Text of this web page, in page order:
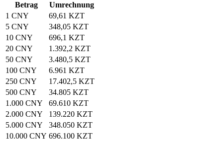
Betrag
Umrechnung
1 CNY
69,61 KZT
5 CNY
348,05 KZT
10 CNY
696,1 KZT
20 CNY
1.392,2 KZT
50 CNY
3.480,5 KZT
100 CNY
6.961 KZT
250 CNY
17.402,5 KZT
500 CNY
34.805 KZT
1.000 CNY
69.610 KZT
2.000 CNY
139.220 KZT
5.000 CNY
348.050 KZT
10.000 CNY 696.100 KZT